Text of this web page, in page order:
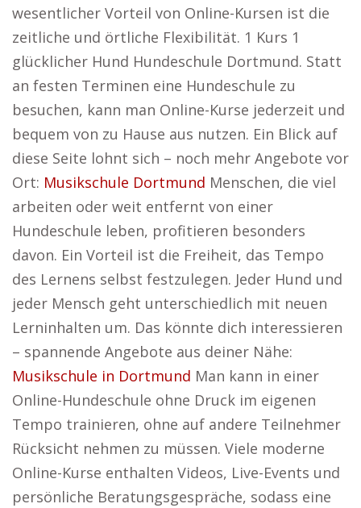
wesentlicher Vorteil von Online-Kursen ist die
zeitliche und örtliche Flexibilität. 1 Kurs 1
glücklicher Hund Hundeschule Dortmund. Statt
an festen Terminen eine Hundeschule zu
besuchen, kann man Online-Kurse jederzeit und
bequem von zu Hause aus nutzen. Ein Blick auf
diese Seite lohnt sich – noch mehr Angebote vor
Ort: Musikschule Dortmund Menschen, die viel
arbeiten oder weit entfernt von einer
Hundeschule leben, profitieren besonders
davon. Ein Vorteil ist die Freiheit, das Tempo
des Lernens selbst festzulegen. Jeder Hund und
jeder Mensch geht unterschiedlich mit neuen
Lerninhalten um. Das könnte dich interessieren
– spannende Angebote aus deiner Nähe:
Musikschule in Dortmund Man kann in einer
Online-Hundeschule ohne Druck im eigenen
Tempo trainieren, ohne auf andere Teilnehmer
Rücksicht nehmen zu müssen. Viele moderne
Online-Kurse enthalten Videos, Live-Events und
persönliche Beratungsgespräche, sodass eine